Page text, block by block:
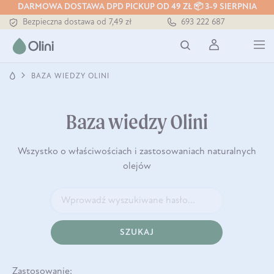
DARMOWA DOSTAWA DPD PICKUP OD 49 ZŁ 📦 3-9 SIERPNIA
Bezpieczna dostawa od 7,49 zł
Darmowa dostawa od 199 zł
Tłoczony zawsze na zimno
693 222 687
BAZA WIEDZY OLINI
Baza wiedzy Olini
Wszystko o właściwościach i zastosowaniach naturalnych
olejów
SZUKAJ
Zastosowanie: